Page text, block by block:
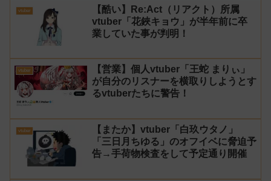
vtuber
【酷い】Re:Act（リアクト）所属
vtuber「花鋏キョウ」が半年前に卒
業していた事が判明！
vtuber
【営業】個人vtuber「王蛇 まりぃ」
が自分のリスナーを横取りしようとす
るvtuberたちに警告！
vtuber
【またか】vtuber「白玖ウタノ」
「三日月ちゆる」のオフイベに脅迫予
告→手荷物検査をして予定通り開催